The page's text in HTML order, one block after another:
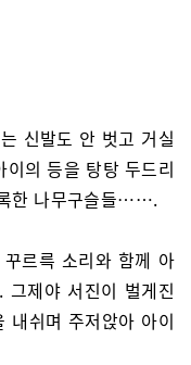
신발도 안 벗고 거실
의 등을 탕탕 두드리
한 나무구슬들…….
르륵 소리와 함께 아
그제야 서진이 벌게진
내쉬며 주저앉아 아이